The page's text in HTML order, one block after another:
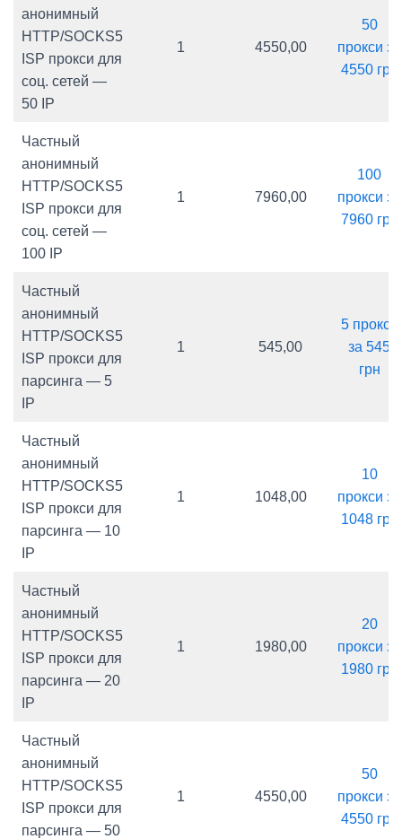
анонимный
HTTP/SOCKS5
ISP прокси для
соц. сетей —
50 IP
1 4550,00
50
прокси за
4550 грн
Частный
анонимный
HTTP/SOCKS5
ISP прокси для
соц. сетей —
100 IP
1 7960,00
100
прокси за
7960 грн
Частный
анонимный
HTTP/SOCKS5
ISP прокси для
парсинга — 5
IP
1 545,00
5 прокси
за 545
грн
Частный
анонимный
HTTP/SOCKS5
ISP прокси для
парсинга — 10
IP
1 1048,00
10
прокси за
1048 грн
Частный
анонимный
HTTP/SOCKS5
ISP прокси для
парсинга — 20
IP
1 1980,00
20
прокси за
1980 грн
Частный
анонимный
HTTP/SOCKS5
ISP прокси для
парсинга — 50
1 4550,00
50
прокси за
4550 грн